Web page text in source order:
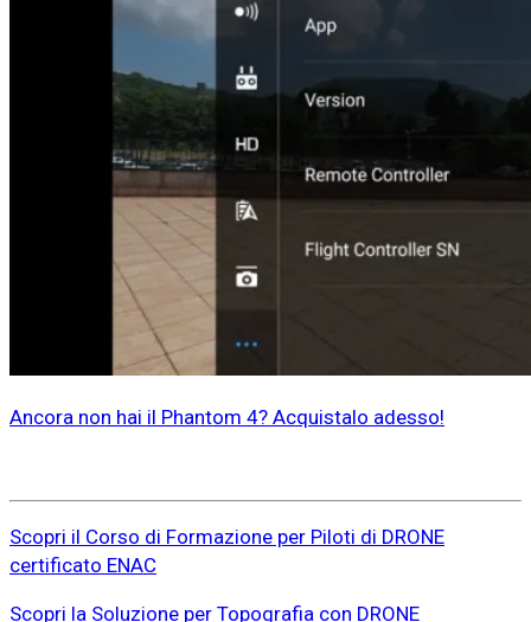
Ancora non hai il Phantom 4? Acquistalo adesso!
Scopri il Corso di Formazione per Piloti di DRONE
certificato ENAC
Scopri la Soluzione per Topografia con DRONE